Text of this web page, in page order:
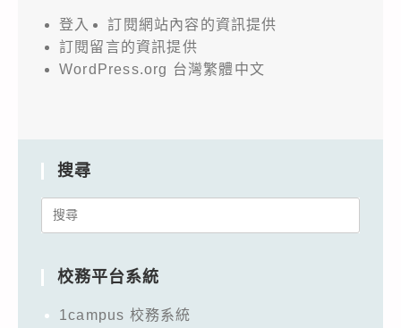
登入
訂閱網站內容的資訊提供
訂閱留言的資訊提供
WordPress.org 台灣繁體中文
搜尋
Search
校務平台系統
1campus 校務系統